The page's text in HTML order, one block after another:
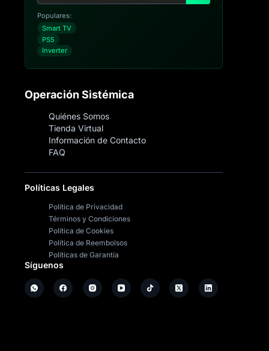
Populares:
Smart TV
PS5
Inverter
Operación Sistémica
Quiénes Somos
Tienda Virtual
Información de Contacto
FAQ
Políticas Legales
Política de Privacidad
Términos y Condiciones
Política de Cookies
Política de Reembolsos
Políticas de Garantía
Síguenos